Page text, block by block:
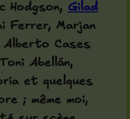
Hodgson, Gilad
Ferrer, Marjan
Alberto Cases
Abellán,
et quelques
; même moi,